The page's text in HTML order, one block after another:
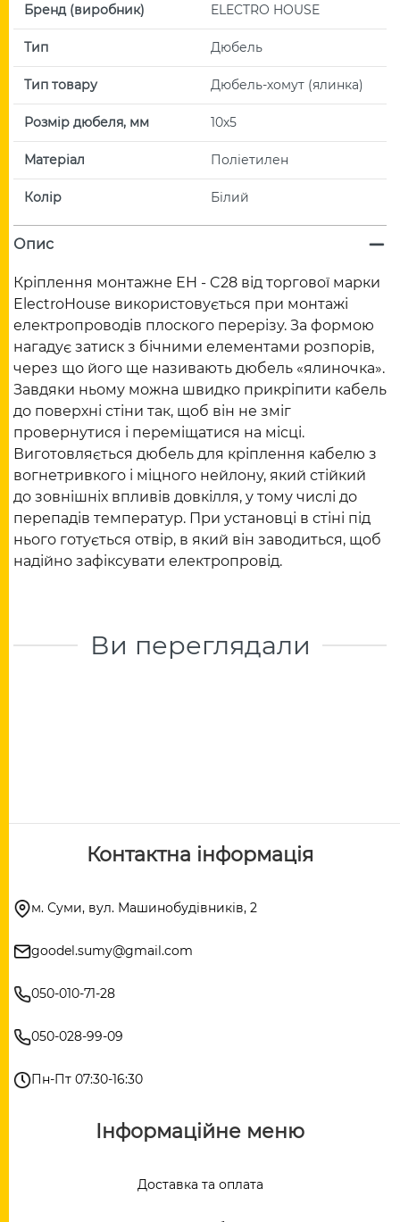
Бренд (виробник) ELECTRO HOUSE
Тип Дюбель
Тип товару Дюбель-хомут (ялинка)
Розмір дюбеля, мм 10х5
Матеріал Поліетилен
Колір Білий
Опис
Кріплення монтажне EH - C28 від торгової марки
ElectroHouse використовується при монтажі
електропроводів плоского перерізу. За формою
нагадує затиск з бічними елементами розпорів,
через що його ще називають дюбель «ялиночка».
Завдяки ньому можна швидко прикріпити кабель
до поверхні стіни так, щоб він не зміг
провернутися і переміщатися на місці.
Виготовляється дюбель для кріплення кабелю з
вогнетривкого і міцного нейлону, який стійкий
до зовнішніх впливів довкілля, у тому числі до
перепадів температур. При установці в стіні під
нього готується отвір, в який він заводиться, щоб
надійно зафіксувати електропровід.
Ви переглядали
Контактна інформація
м. Суми, вул. Машинобудівників, 2
goodel.sumy@gmail.com
050-010-71-28
050-028-99-09
Пн-Пт 07:30-16:30
Інформаційне меню
Доставка та оплата